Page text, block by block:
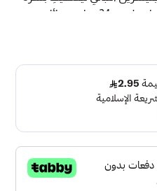
ناعمة وصحية ولامعة ويمنحها الراحه لمده 24 ساعه سائل